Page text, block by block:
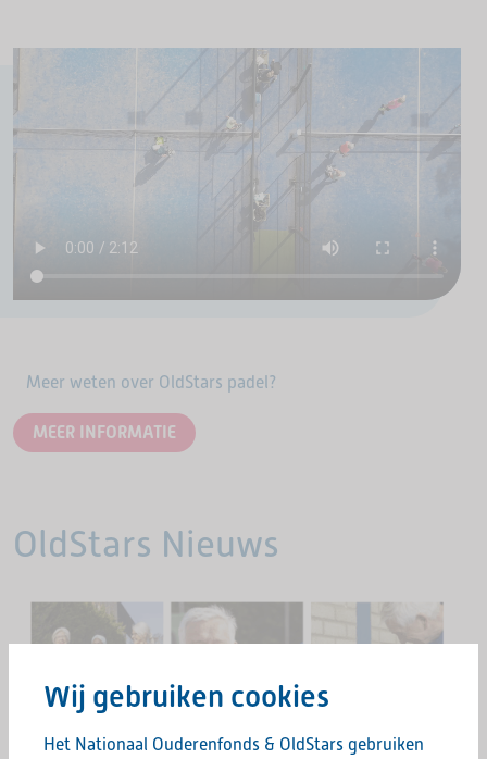
Meer weten over OldStars padel?
MEER INFORMATIE
OldStars Nieuws
Wij gebruiken cookies
Het Nationaal Ouderenfonds & OldStars gebruiken